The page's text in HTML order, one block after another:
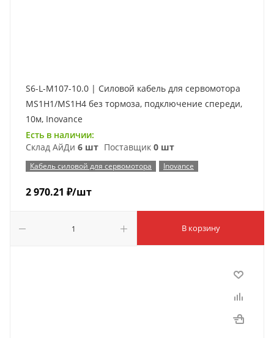
S6-L-M107-10.0 | Силовой кабель для сервомотора
MS1H1/MS1H4 без тормоза, подключение спереди,
10м, Inovance
Есть в наличии:
Склад АйДи 6 шт Поставщик 0 шт
Кабель силовой для сервомотора Inovance
2 970.21 ₽/шт
В корзину